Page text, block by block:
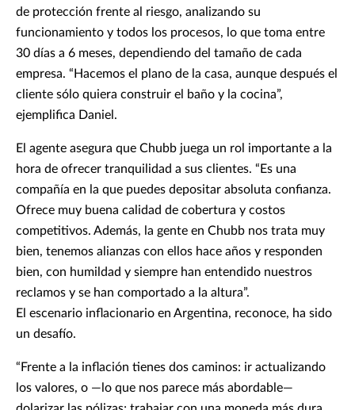
de protección frente al riesgo, analizando su
funcionamiento y todos los procesos, lo que toma entre
30 días a 6 meses, dependiendo del tamaño de cada
empresa. “Hacemos el plano de la casa, aunque después el
cliente sólo quiera construir el baño y la cocina”,
ejemplifica Daniel.
El agente asegura que Chubb juega un rol importante a la
hora de ofrecer tranquilidad a sus clientes. “Es una
compañía en la que puedes depositar absoluta confianza.
Ofrece muy buena calidad de cobertura y costos
competitivos. Además, la gente en Chubb nos trata muy
bien, tenemos alianzas con ellos hace años y responden
bien, con humildad y siempre han entendido nuestros
reclamos y se han comportado a la altura”.
El escenario inflacionario en Argentina, reconoce, ha sido
un desafío.
“Frente a la inflación tienes dos caminos: ir actualizando
los valores, o —lo que nos parece más abordable—